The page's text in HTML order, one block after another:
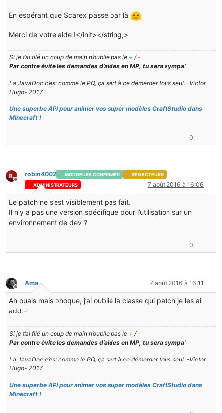
return basicClass;
{
ClassNode cnode = new ClassNode
ClassReader cr = new ClassReader(basicClass);
cnode.interfaces.add(
ClassWriter cw = new ClassWriter
cnode.accept(cw);
mv.visitCode();
mv.visitVarInsn(Opcodes.ALOAD, 0);
mv.visitTypeInsn(Opcodes.NEW, "fr/zeamateis/
mv.visitInsn(Opcodes.DUP);
mv.visitVarInsn(Opcodes.ALOAD, 0 );
mv.visitMethodInsn(Opcodes.INVOKESPECIAL,
"Llib/craftstudio/common/
mv.visitInsn(Opcodes.ARETURN);
mv.visitEnd();
} catch
(Exception e)
}
return cw.toByteArray();
}
En espérant que Scarex passe par là
Merci de votre aide !</init></string,>
Si je t’ai filé un coup de main n’oublie pas le + / -
Par contre évite les demandes d’aides en MP, tu sera sympa’
La JavaDoc c’est comme le PQ, ça sert à ce démerder tous seul. -Victor
Hugo- 2017
Une superbe API pour animer vos super modèles CraftStudio dans
Minecraft !
0
Hors-ligne
robin4002 MODDEURS CONFIRMÉS
RÉDACTEURS
ADMINISTRATEURS
7 août 2016 à 16:06
Le patch ne s’est visiblement pas fait.
Il n’y a pas une version spécifique pour l’utilisation sur un
environnement de dev ?
0
Hors-ligne
Ama 7 août 2016 à 16:11
Ah ouais mais phoque, j’ai oublié la classe qui patch je les ai
add –’
Si je t’ai filé un coup de main n’oublie pas le + / -
Par contre évite les demandes d’aides en MP, tu sera sympa’
La JavaDoc c’est comme le PQ, ça sert à ce démerder tous seul. -Victor
Hugo- 2017
Une superbe API pour animer vos super modèles CraftStudio dans
Minecraft !